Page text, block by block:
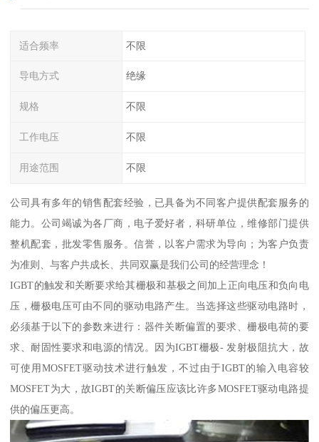
适合频率 不限
导电方式 绝缘
规格 不限
工作电压 不限
用途范围 不限
公司具有多年的销售配套经验，已具备为不同客户提供配套服务的
能力。公司竭诚为各厂商，电子爱好者，科研单位，维修部门提供
整机配套，批发零售服务。信誉，以客户需求为导向；为客户负责
为准则、与客户共成长、共同双赢是我们公司的经营理念！
IGBT的触发和关断要求给其栅极和基极之间加上正向电压和负向电
压，栅极电压可由不同的驱动电路产生。当选择这些驱动电路时，
必须基于以下的参数来进行：器件关断偏置的要求、栅极电荷的要
求、耐固性要求和电源的情况。因为IGBT栅极- 发射极阻抗大，故
可使用MOSFET驱动技术进行触发，不过由于IGBT的输入电容较
MOSFET为大，故IGBT的关断偏压应该比许多MOSFET驱动电路提
供的偏压更高。